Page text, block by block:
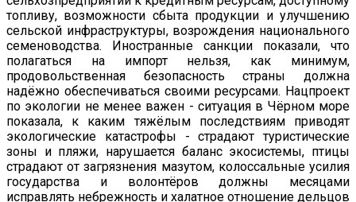
топливу, возможности сбыта продукции и улучшению
сельской инфраструктуры, возрождения национального
семеноводства. Иностранные санкции показали, что
полагаться на импорт нельзя, как минимум,
продовольственная безопасность страны должна
надёжно обеспечиваться своими ресурсами. Нацпроект
по экологии не менее важен - ситуация в Чёрном море
показала, к каким тяжёлым последствиям приводят
экологические катастрофы - страдают туристические
зоны и пляжи, нарушается баланс экосистемы, птицы
страдают от загрязнения мазутом, колоссальные усилия
государства и волонтёров должны месяцами
исправлять небрежность и халатное отношение дельцов